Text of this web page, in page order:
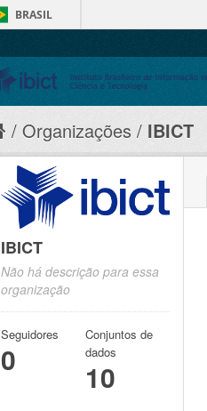
BRASIL
Organizações IBICT
IBICT
Não há descrição para essa
organização
Seguidores
0
Conjuntos de
dados
10